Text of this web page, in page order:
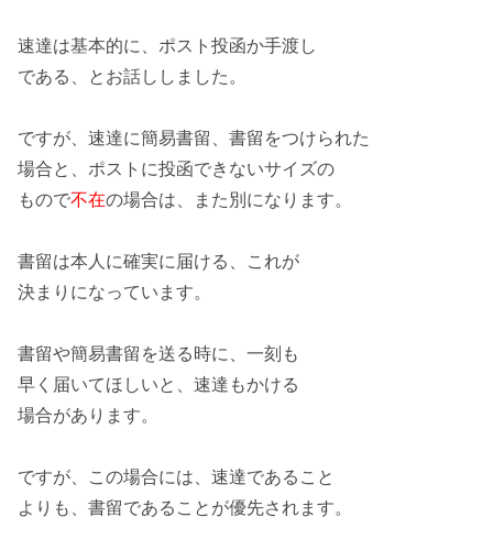
速達は基本的に、ポスト投函か手渡し
である、とお話ししました。
ですが、速達に簡易書留 書留 をつけられた
場合と、ポストに投函できないサイズの
もので不在の場合は、また別になります。
書留は本人に確実に 届ける、これが
決まりになっています。
書留や簡易書留を送る時に、 一刻 も
早く届いてほしいと、 速達もかける
場合があります。
ですが、この場合には、 速達であること
よりも、書留であることが優先されます。